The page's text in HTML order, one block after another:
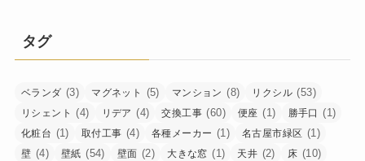
タグ
ベランダ (3) マグネット (5) マンション (8) リクシル (53)
リシェント (4) リデア (4) 交換工事 (60) 便座 (1) 勝手口 (1)
化粧台 (1) 取付工事 (4) 各種メーカー (1) 名古屋市緑区 (1)
壁 (4) 壁紙 (54) 壁面 (2) 大きな窓 (1) 天井 (2) 床 (10)